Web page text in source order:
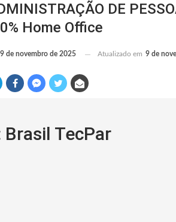
DE
Home Office
9 de novembro de 2025 Atualizado em 9 de
Brasil TecPar